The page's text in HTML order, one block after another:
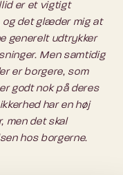
er et vigtigt
det glæder mig at
generelt udtrykker
Men samtidig
er borgere, som
godt nok på deres
har en høj
men det skal
hos borgerne.